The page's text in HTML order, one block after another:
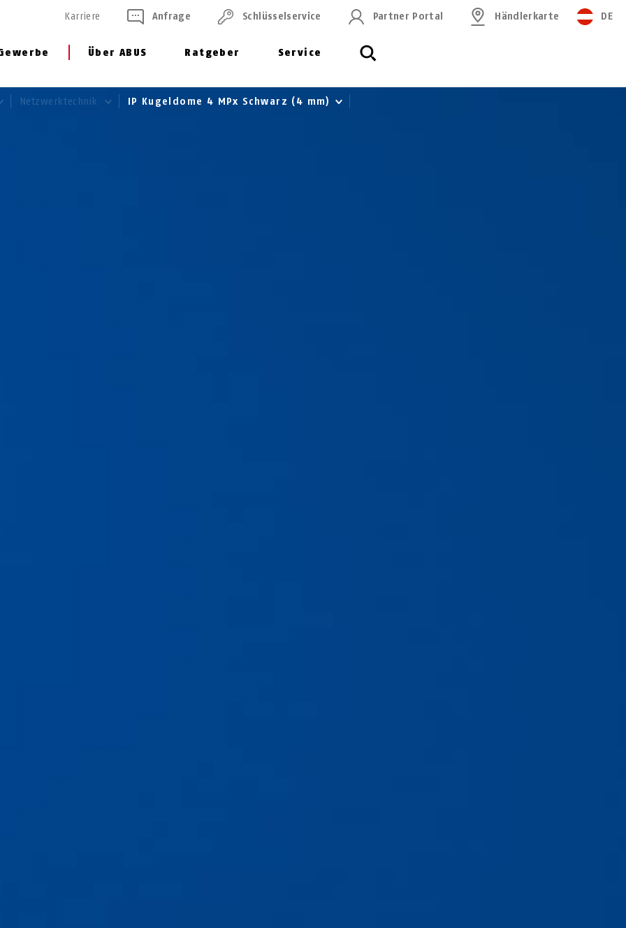
Über ABUS Ratgeber Service
Karriere Anfrage Schlüssel­service Partner Portal Händlerkarte DE
Netzwerktechnik IP Kugeldome 4 MPx Schwarz (4 mm)